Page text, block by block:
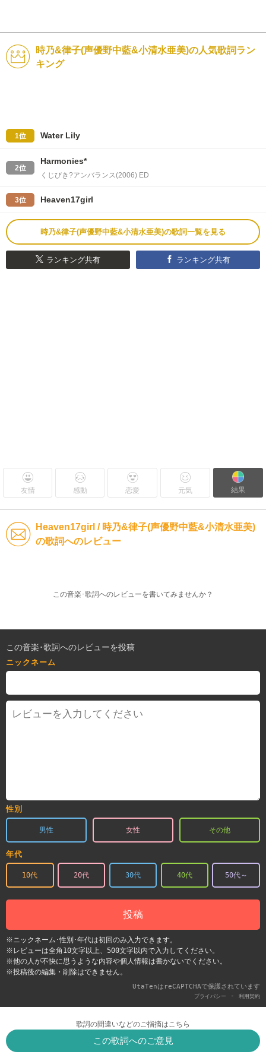
時乃&律子(声優野中藍&小清水亜美)の人気歌詞ラン
キング
1位 Water Lily
2位
Harmonies*
くじびき?アンバランス(2006) ED
3位 Heaven17girl
時乃&律子(声優野中藍&小清水亜美)の歌詞一覧を見る
ランキング共有 ランキング共有
友情 感動 恋愛 元気 結果
Heaven17girl / 時乃&律子(声優野中藍&小清水亜美)
の歌詞へのレビュー
この音楽･歌詞へのレビューを書いてみませんか？
この音楽･歌詞へのレビューを投稿
ニックネーム
性別
男性 女性 その他
年代
10代 20代 30代 40代 50代～
投稿
※ニックネーム･性別･年代は初回のみ入力できます。
※レビューは全角10文字以上、500文字以内で入力してください。
※他の人が不快に思うような内容や個人情報は書かないでください。
※投稿後の編集・削除はできません。
UtaTenはreCAPTCHAで保護されています
プライバシー - 利用契約
歌詞の間違いなどのご指摘はこちら
この歌詞へのご意見